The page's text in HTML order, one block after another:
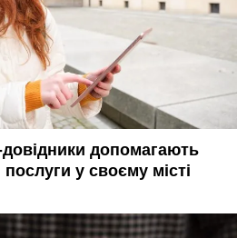
допомагають
у своєму місті